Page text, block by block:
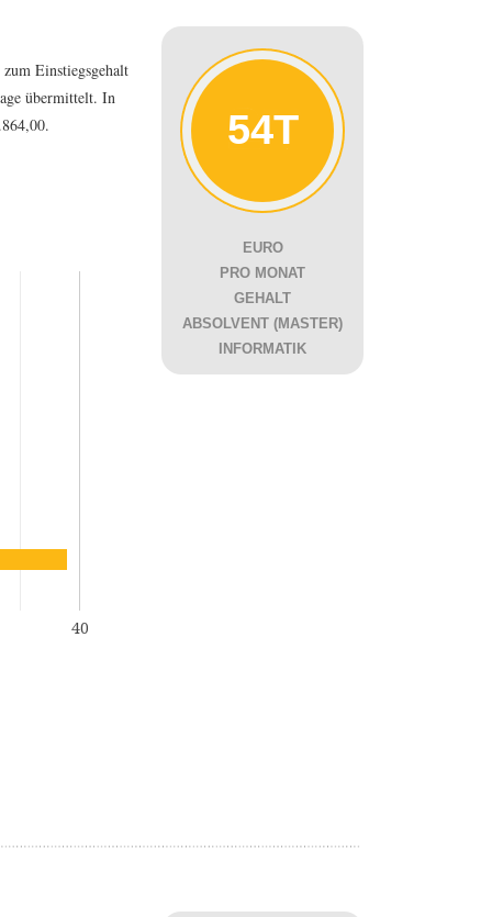
Einstiegsgehalt
übermittelt. In
40
54T
EURO
PRO MONAT
GEHALT
ABSOLVENT (MASTER)
INFORMATIK